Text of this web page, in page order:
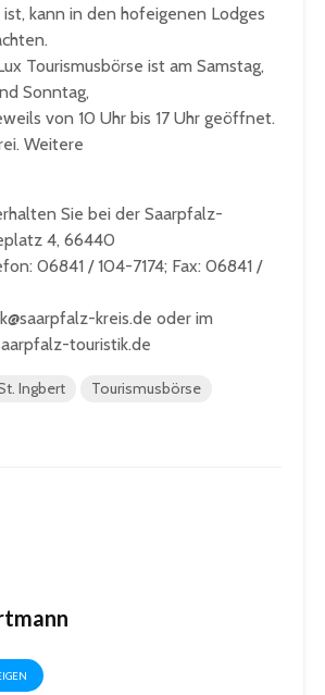
kann in den hofeigenen Lodges
Tourismusbörse ist am Samstag,
Sonntag,
von 10 Uhr bis 17 Uhr geöffnet.
Weitere
Sie bei der Saarpfalz-
4, 66440
06841 / 104-7174; Fax: 06841 /
kreis.de oder im
touristik.de
Ingbert Tourismusbörse